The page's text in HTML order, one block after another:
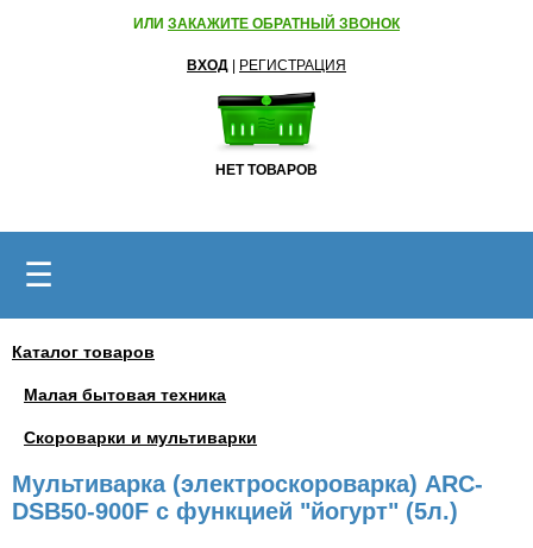
ИЛИ ЗАКАЖИТЕ ОБРАТНЫЙ ЗВОНОК
ВХОД РЕГИСТРАЦИЯ
НЕТ ТОВАРОВ
☰
Каталог товаров
Малая бытовая техника
Скороварки и мультиварки
Мультиварка (электроскороварка) ARC-
DSB50-900F с функцией "йогурт" (5л.)